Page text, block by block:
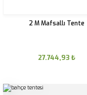
2 M Mafsallı Tente
27.744,93 ₺